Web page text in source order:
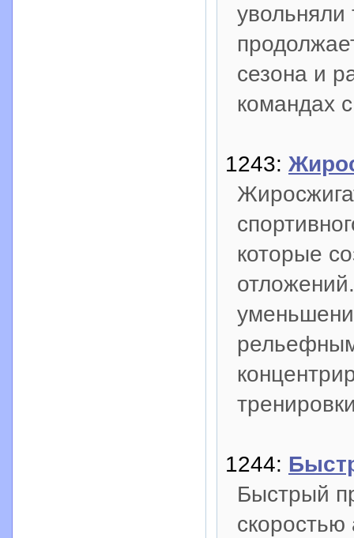
сезона и
командах
1243:
которые
1244:
Быстрый